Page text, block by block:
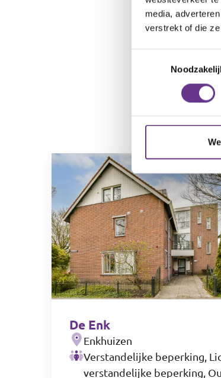
media,
verstrekt of die
Heb je
Bel gratis
De Enk
Enkhuizen
Verstandelijke beperking,
verstandelijke beperking,